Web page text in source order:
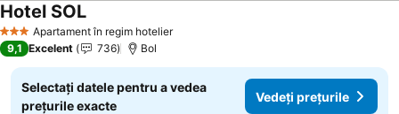
3 SteleApartament în regim hotelier
Hotel SOL
9,1 Excelent 736 Bol
Selectați datele pentru a vedea
prețurile exacte
Vedeți prețurile